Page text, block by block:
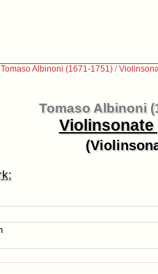
Tomaso Albinoni (1671-1751) /
Tomaso Albinoni
Violinsonate